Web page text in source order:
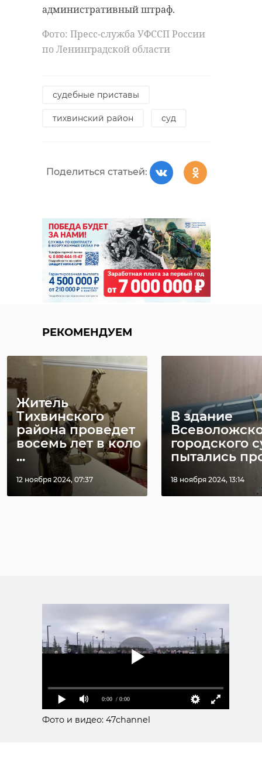
административный штраф.
Фото: Пресс-служба УФССП России
по Ленинградской области
судебные приставы
тихвинский район суд
Поделиться статьей:
РЕКОМЕНДУЕМ
Житель
Тихвинского
района проведет
восемь лет в коло
...
12 ноября 2024, 07:37
В здание
городского
пытались
18 ноября 2024, 13:14
0:00 / 0:00
Фото и видео: 47channel